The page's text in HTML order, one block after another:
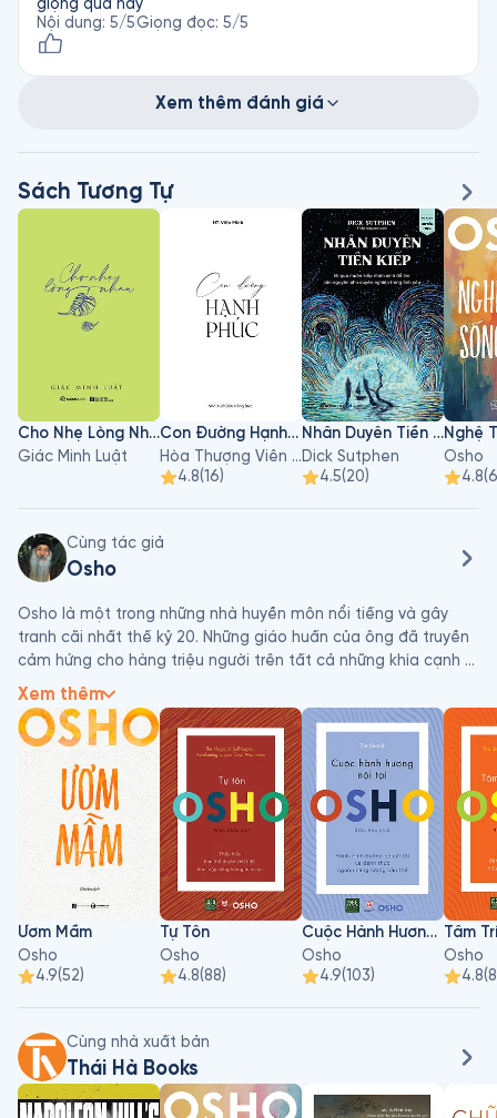
giọng quá hay
Nội dung: 5/5Giọng đọc: 5/5
Xem thêm đánh giá
Sách Tương Tự
Cho Nhẹ Lòng Nhau
Giác Minh Luật
Con Đường Hạnh Phúc
Hòa Thượng Viên Minh
4.8(16)
Nhân Duyên Tiền Kiếp
Dick Sutphen
4.5(20)
Osho
4.8(
Cùng tác giả
Osho
Osho là một trong những nhà huyền môn nổi tiếng và gây
tranh cãi nhất thế kỷ 20. Những giáo huấn của ông đã truyền
cảm hứng cho hàng triệu người trên tất cả những khía cạnh
của cuộc sống, từ sự tìm kiếm hạnh phúc cá nhân cho đến
những vấn đề chính trị, xã hội cấp thiết và những mối quan
tâm về tinh thần của thời đại chúng ta. Với trí tuệ, sự hài hước
cùng nghệ thuật kể chuyện bậc thầy của mình, ông đã dẫn
dắt thính giả thấu hiểu những khái niệm triết học phức tạp
một cách rõ ràng và thông suốt.
Xem thêm
Ươm Mầm
Osho
4.9(52)
Tự Tôn
Osho
4.8(88)
Cuộc Hành Hương Nội Tại
Osho
4.9(103)
Tâm
Osho
4.8(
Cùng nhà xuất bản
Thái Hà Books